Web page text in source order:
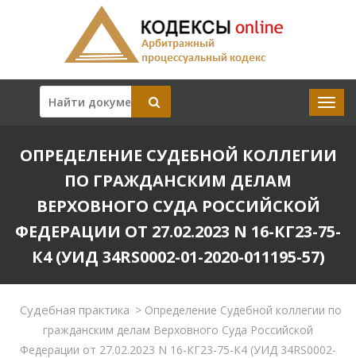
ОПРЕДЕЛЕНИЕ СУДЕБНОЙ КОЛЛЕГИИ
ПО ГРАЖДАНСКИМ ДЕЛАМ
ВЕРХОВНОГО СУДА РОССИЙСКОЙ
ФЕДЕРАЦИИ ОТ 27.02.2023 N 16-КГ23-75-
К4 (УИД 34RS0002-01-2020-011195-57)
Судебная практика > Определение Судебной коллегии по
гражданским делам Верховного Суда Российской
Федерации от 27.02.2023 N 16-КГ23-75-К4 (УИД 34RS0002-